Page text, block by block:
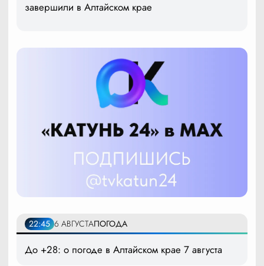
завершили в Алтайском крае
22:45 6 АВГУСТАПОГОДА
До +28: о погоде в Алтайском крае 7 августа